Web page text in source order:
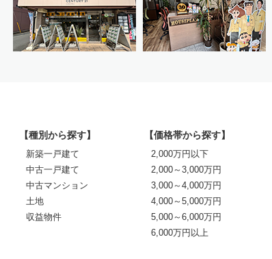
【種別から探す】
新築一戸建て
中古一戸建て
中古マンション
土地
収益物件
【価格帯から探す】
2,000万円以下
2,000～3,000万円
3,000～4,000万円
4,000～5,000万円
5,000～6,000万円
6,000万円以上